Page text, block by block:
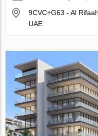
9CVC+G63 - Al
UAE